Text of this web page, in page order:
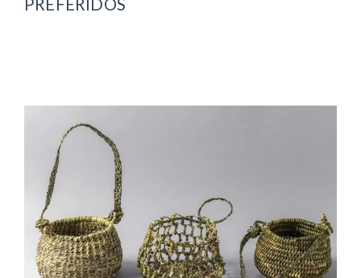
PREFERIDOS